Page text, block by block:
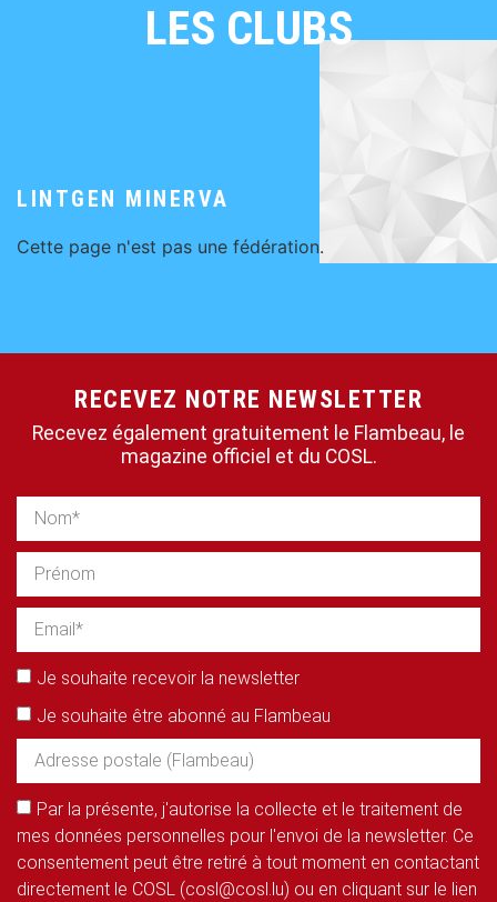
LES CLUBS
LINTGEN MINERVA
Cette page n'est pas une fédération.
RECEVEZ NOTRE NEWSLETTER
Recevez également gratuitement le Flambeau, le
magazine officiel et du COSL.
Je souhaite recevoir la newsletter
Je souhaite être abonné au Flambeau
Par la présente, j'autorise la collecte et le traitement de
mes données personnelles pour l'envoi de la newsletter. Ce
consentement peut être retiré à tout moment en contactant
directement le COSL (cosl@cosl.lu) ou en cliquant sur le lien